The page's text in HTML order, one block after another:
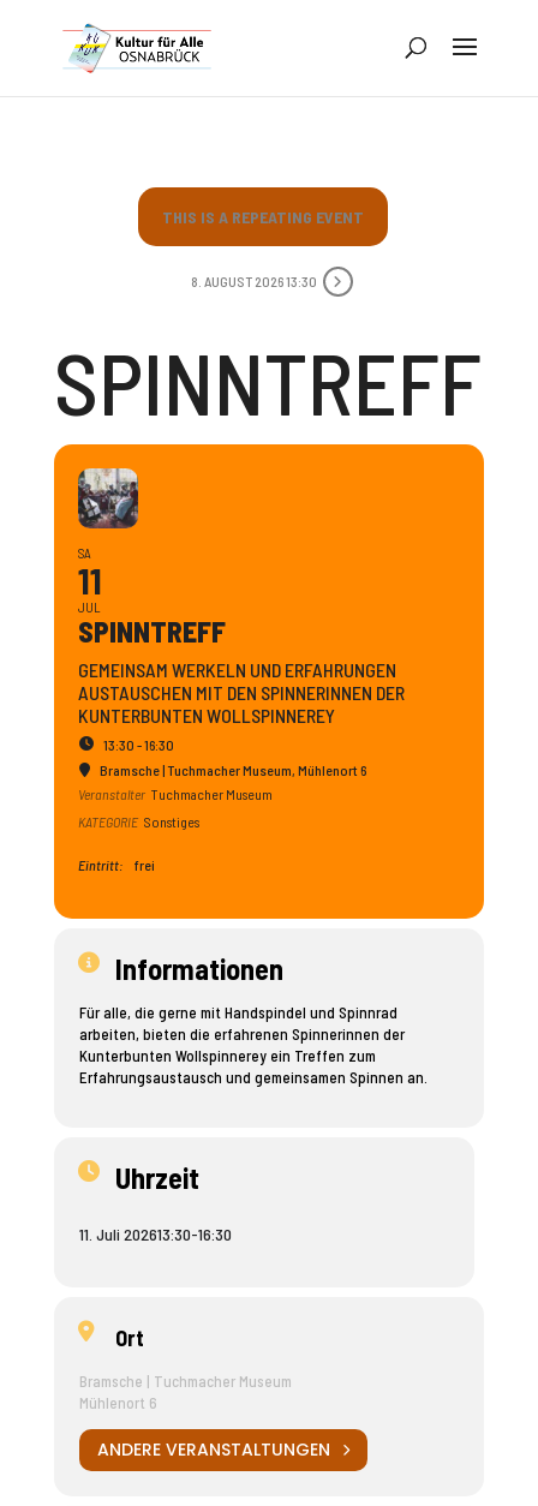
THIS IS A REPEATING EVENT
8. AUGUST 2026 13:30
SPINN­TREFF
SA
11
JUL
SPINN­TREFF
GEMEINSAM WERKELN UND ERFAHRUNGEN
AUSTAUSCHEN MIT DEN SPINNERINNEN DER
KUNTERBUNTEN WOLLSPINNEREY
13:30 - 16:30
Bramsche | Tuchmacher Museum, Mühlenort 6
Veranstalter Tuchmacher Museum
KATEGORIE Sonstiges
Eintritt: frei
Informationen
Für alle, die gerne mit Handspindel und Spinnrad
arbeiten, bieten die erfahrenen Spinnerinnen der
Kunterbunten Wollspinnerey ein Treffen zum
Erfahrungsaustausch und gemeinsamen Spinnen an.
Uhrzeit
11. Juli 202613:30-16:30
Ort
Bramsche | Tuchmacher Museum
Mühlenort 6
ANDERE VERANSTALTUNGEN